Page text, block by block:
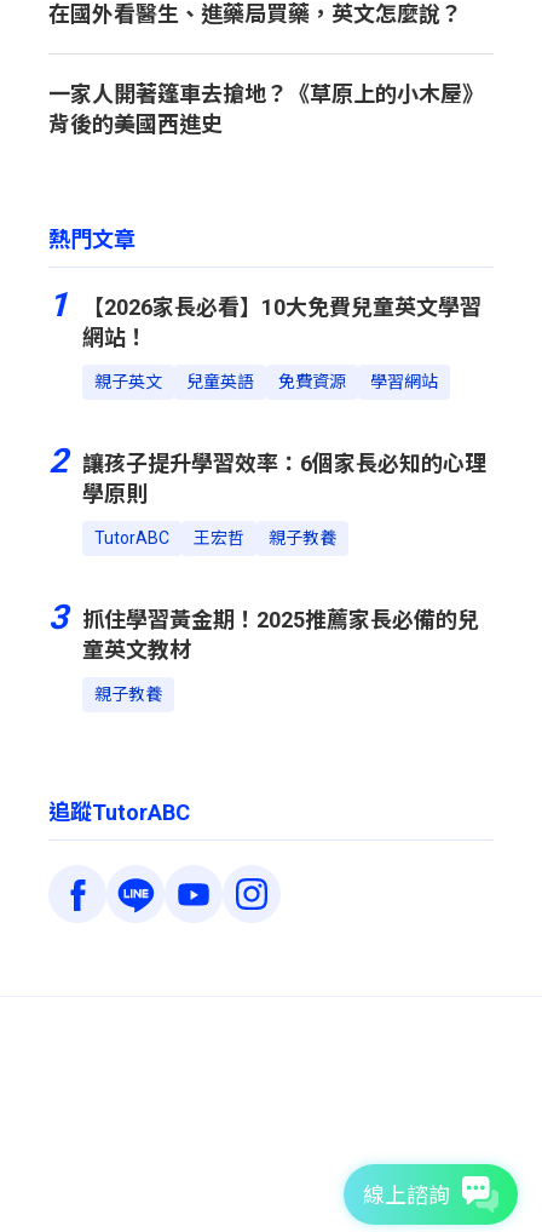
在國外看醫生、進藥局買藥，英文怎麼說？
一家人開著篷車去搶地？《草原上的小木屋》
背後的美國西進史
熱門文章
1
【2026家長必看】10大免費兒童英文學習
網站！
親子英文 兒童英語 免費資源 學習網站
2
讓孩子提升學習效率：6個家長必知的心理
學原則
TutorABC 王宏哲 親子教養
3
抓住學習黃金期！2025推薦家長必備的兒
童英文教材
親子教養
追蹤TutorABC
線上諮詢